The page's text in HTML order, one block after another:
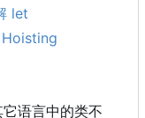
let
语言中的类不